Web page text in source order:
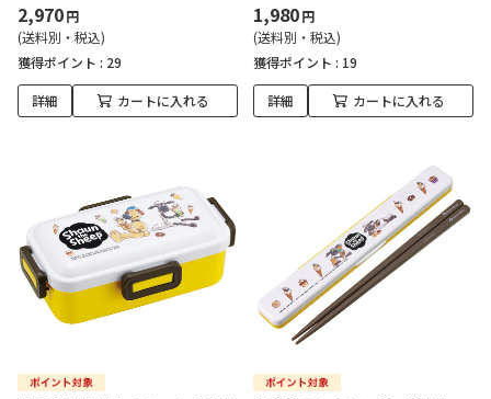
2,970円
(送料別・税込)
獲得ポイント : 29
詳細 カートに入れる
1,980円
(送料別・税込)
獲得ポイント : 19
詳細 カートに入れる